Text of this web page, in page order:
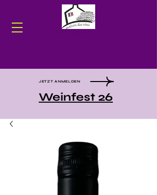
JETZT ANMELDEN
Weinfest 26